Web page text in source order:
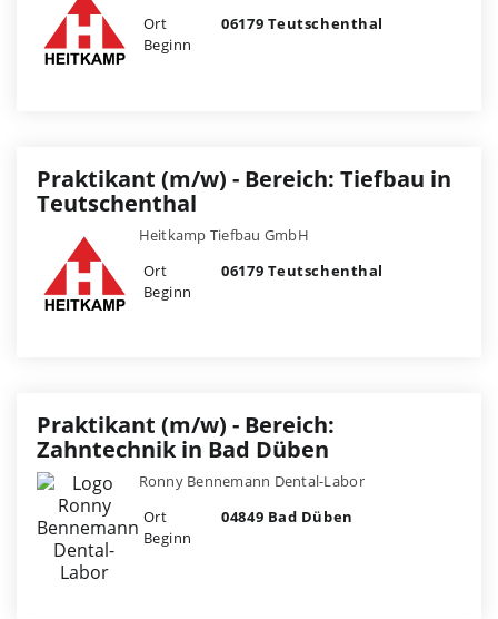
Ort
06179 Teutschenthal
Beginn
Praktikant (m/w) - Bereich: Tiefbau in
Teutschenthal
Heitkamp Tiefbau GmbH
Ort
06179 Teutschenthal
Beginn
Praktikant (m/w) - Bereich:
Zahntechnik in Bad Düben
Ronny Bennemann Dental-Labor
Ort
04849 Bad Düben
Beginn